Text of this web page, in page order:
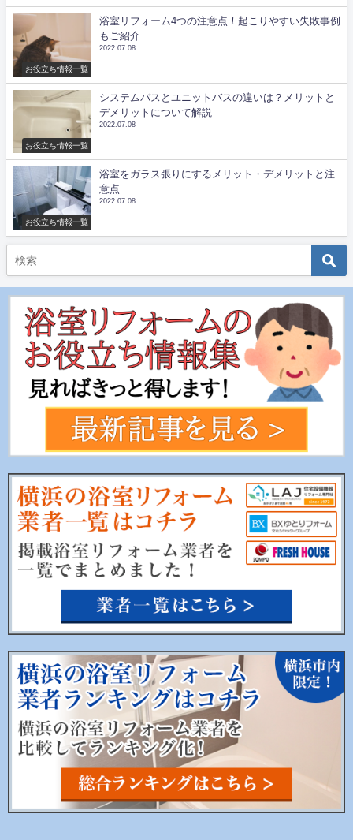
お役立ち情報一覧
浴室リフォーム4つの注意点！起こりやすい失敗事例
もご紹介
2022.07.08
お役立ち情報一覧
システムバスとユニットバスの違いは？メリットと
デメリットについて解説
2022.07.08
お役立ち情報一覧
浴室をガラス張りにするメリット・デメリットと注
意点
2022.07.08